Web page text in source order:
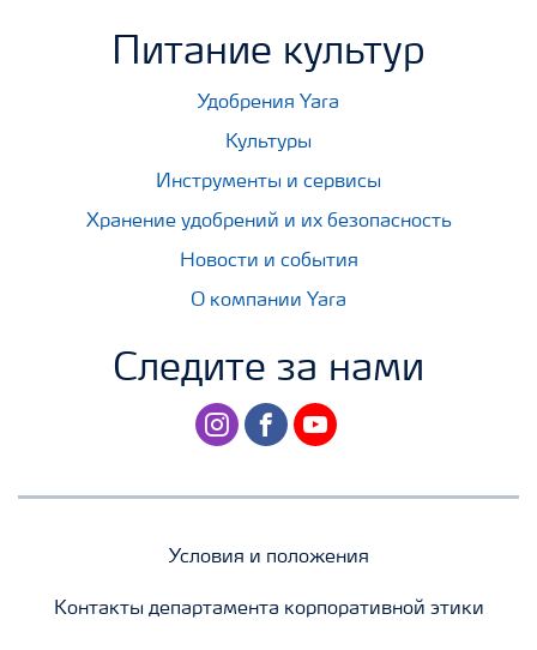
Питание культур
Удобрения Yara
Культуры
Инструменты и сервисы
Хранение удобрений и их безопасность
Новости и события
О компании Yara
Следите за нами
instagramfacebookyoutube
Условия и положения
Контакты департамента корпоративной этики